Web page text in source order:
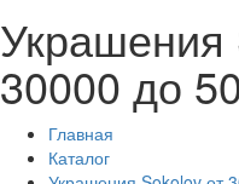
Украшения
30000 до
Главная
Каталог